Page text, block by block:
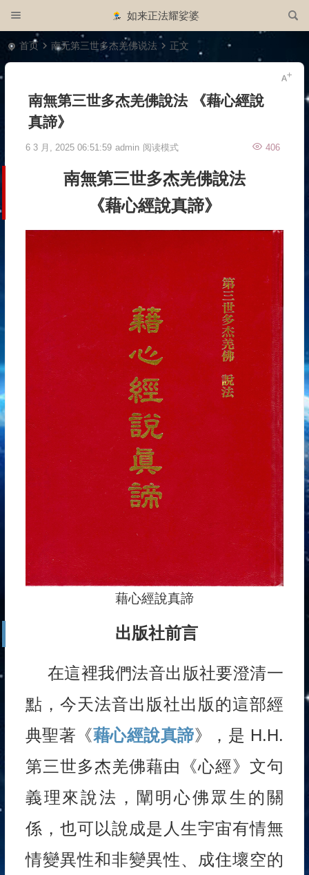
如来正法耀娑婆
首页 南无第三世多杰羌佛说法 正文
南無第三世多杰羌佛說法 《藉心經說
真諦》
6 3 月, 2025 06:51:59 admin 406
阅读模式
南無第三世多杰羌佛說法
《藉心經說真諦》
藉心經說真諦
出版社前言
在這裡我們法音出版社要澄清一
點，今天法音出版社出版的這部經
典聖著《藉心經說真諦》，是 H.H.
第三世多杰羌佛藉由《心經》文句
義理來說法，闡明心佛眾生的關
係，也可以說成是人生宇宙有情無
情變異性和非變異性、成住壞空的